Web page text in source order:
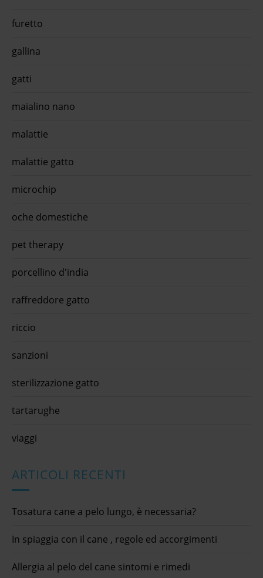
furetto
gallina
gatti
maialino nano
malattie
malattie gatto
microchip
oche domestiche
pet therapy
porcellino d'india
raffreddore gatto
riccio
sanzioni
sterilizzazione gatto
tartarughe
viaggi
ARTICOLI RECENTI
Tosatura cane a pelo lungo, è necessaria?
In spiaggia con il cane , regole ed accorgimenti
Allergia al pelo del cane sintomi e rimedi